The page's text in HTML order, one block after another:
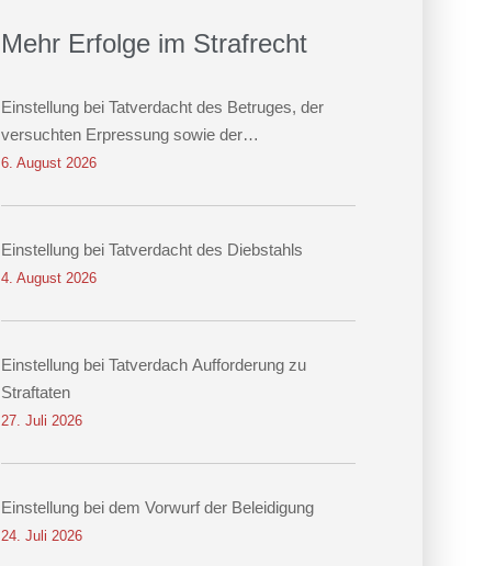
Mehr Erfolge im Strafrecht
Einstellung bei Tatverdacht des Betruges, der
versuchten Erpressung sowie der
Datenveränderung
6. August 2026
Einstellung bei Tatverdacht des Diebstahls
4. August 2026
Einstellung bei Tatverdach Aufforderung zu
Straftaten
27. Juli 2026
Einstellung bei dem Vorwurf der Beleidigung
24. Juli 2026